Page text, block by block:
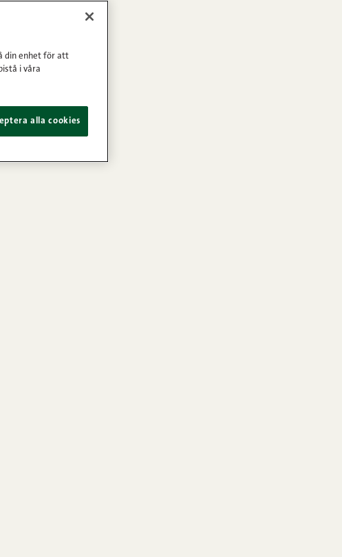
din enhet för att
i våra
alla cookies